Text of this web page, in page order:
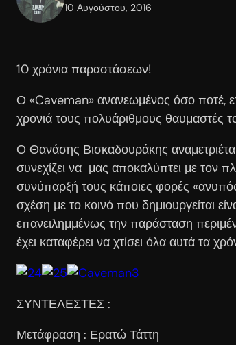
10 Αυγούστου, 2016
10 χρόνια παραστάσεων!
Ο «Caveman» ανανεωμένος όσο ποτέ,
χρονιά τους πολυάριθμους θαυμαστές
Ο Θανάσης Βισκαδουράκης
συνεχίζει να μας αποκαλύπτει με τον
συνύπαρξή τους κάποιες φορές
σχέση με το κοινό που δημιουργείται
επανειλημμένως την παράσταση
έχει καταφέρει να χτίσει όλα αυτά τα
ΣΥΝΤΕΛΕΣΤΕΣ :
Μετάφραση : Ερατώ Τάττη